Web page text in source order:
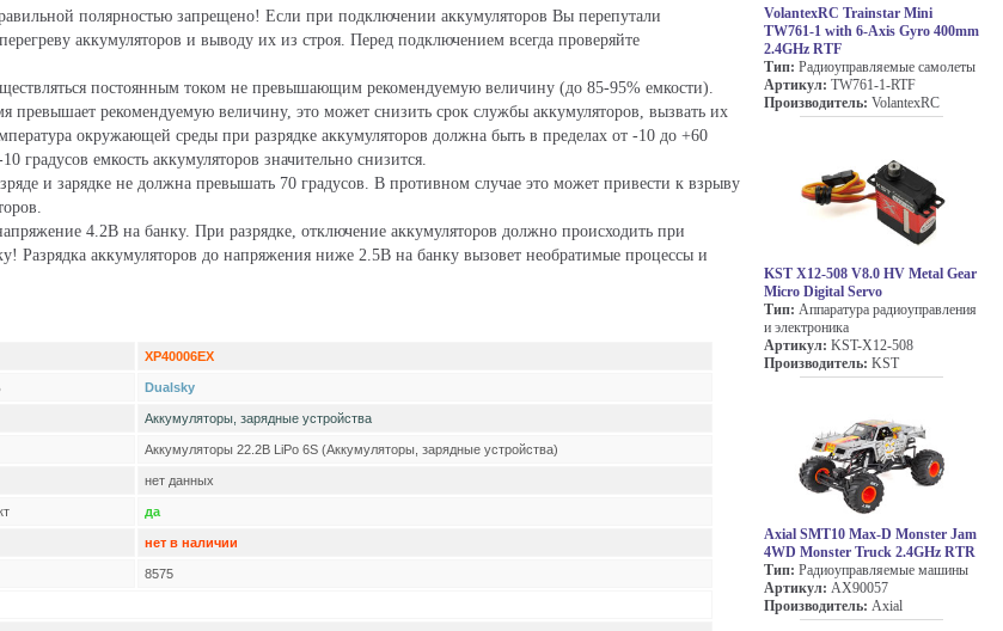
полярностью запрещено! Если при подключении аккумуляторов Вы перепутали
аккумуляторов и выводу их из строя. Перед подключением всегда проверяйте
постоянным током не превышающим рекомендуемую величину (до 85-95% емкости).
превышает рекомендуемую величину, это может снизить срок службы аккумуляторов, вызвать их
окружающей среды при разрядке аккумуляторов должна быть в пределах от -10 до +60
градусов емкость аккумуляторов значительно снизится.
и зарядке не должна превышать 70 градусов. В противном случае это может привести к взрыву
4.2В на банку. При разрядке, отключение аккумуляторов должно происходить при
Разрядка аккумуляторов до напряжения ниже 2.5В на банку вызовет необратимые процессы и
XP40006EX
Dualsky
Аккумуляторы, зарядные устройства
Аккумуляторы 22.2В LiPo 6S (Аккумуляторы, зарядные устройства)
нет данных
да
нет в наличии
8575
VolantexRC Trainstar Mini
TW761-1 with 6-Axis Gyro 400mm
2.4GHz RTF
Тип: Радиоуправляемые самолеты
Артикул: TW761-1-RTF
Производитель: VolantexRC
KST X12-508 V8.0 HV Metal Gear
Micro Digital Servo
Тип: Аппаратура радиоуправления
и электроника
Артикул: KST-X12-508
Производитель: KST
Axial SMT10 Max-D Monster Jam
4WD Monster Truck 2.4GHz RTR
Тип: Радиоуправляемые машины
Артикул: AX90057
Производитель: Axial